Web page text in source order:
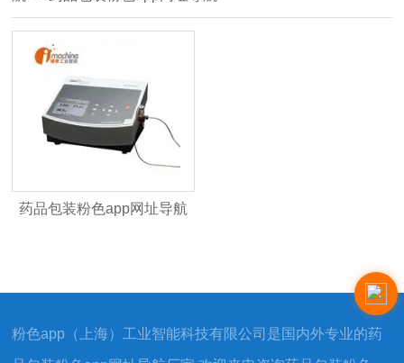
药品包装粉色app网址导航
粉色app（上海）工业智能科技有限公司是国内外专业的药